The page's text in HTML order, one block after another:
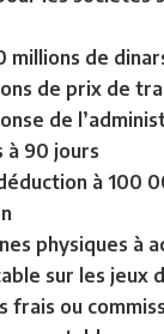
millions de
de prix de
de
à 90 jours
à 100
physiques à
sur les
frais ou